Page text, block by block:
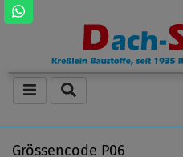
Grössencode P06